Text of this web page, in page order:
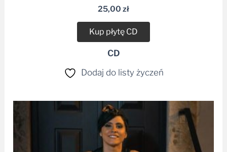
25,00 zł
Kup płytę CD
CD
Dodaj do listy życzeń